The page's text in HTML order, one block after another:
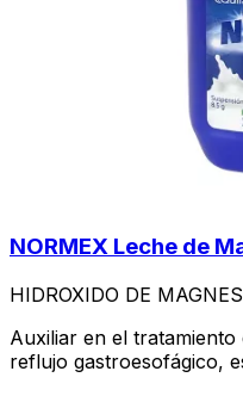
NORMEX Leche de
HIDROXIDO DE
Auxiliar en el
reflujo gastroesofágico,